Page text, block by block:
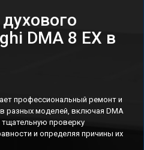
DMA 8 EX в
профессиональный ремонт и
разных моделей, включая DMA
тщательную проверку
и определяя причины их